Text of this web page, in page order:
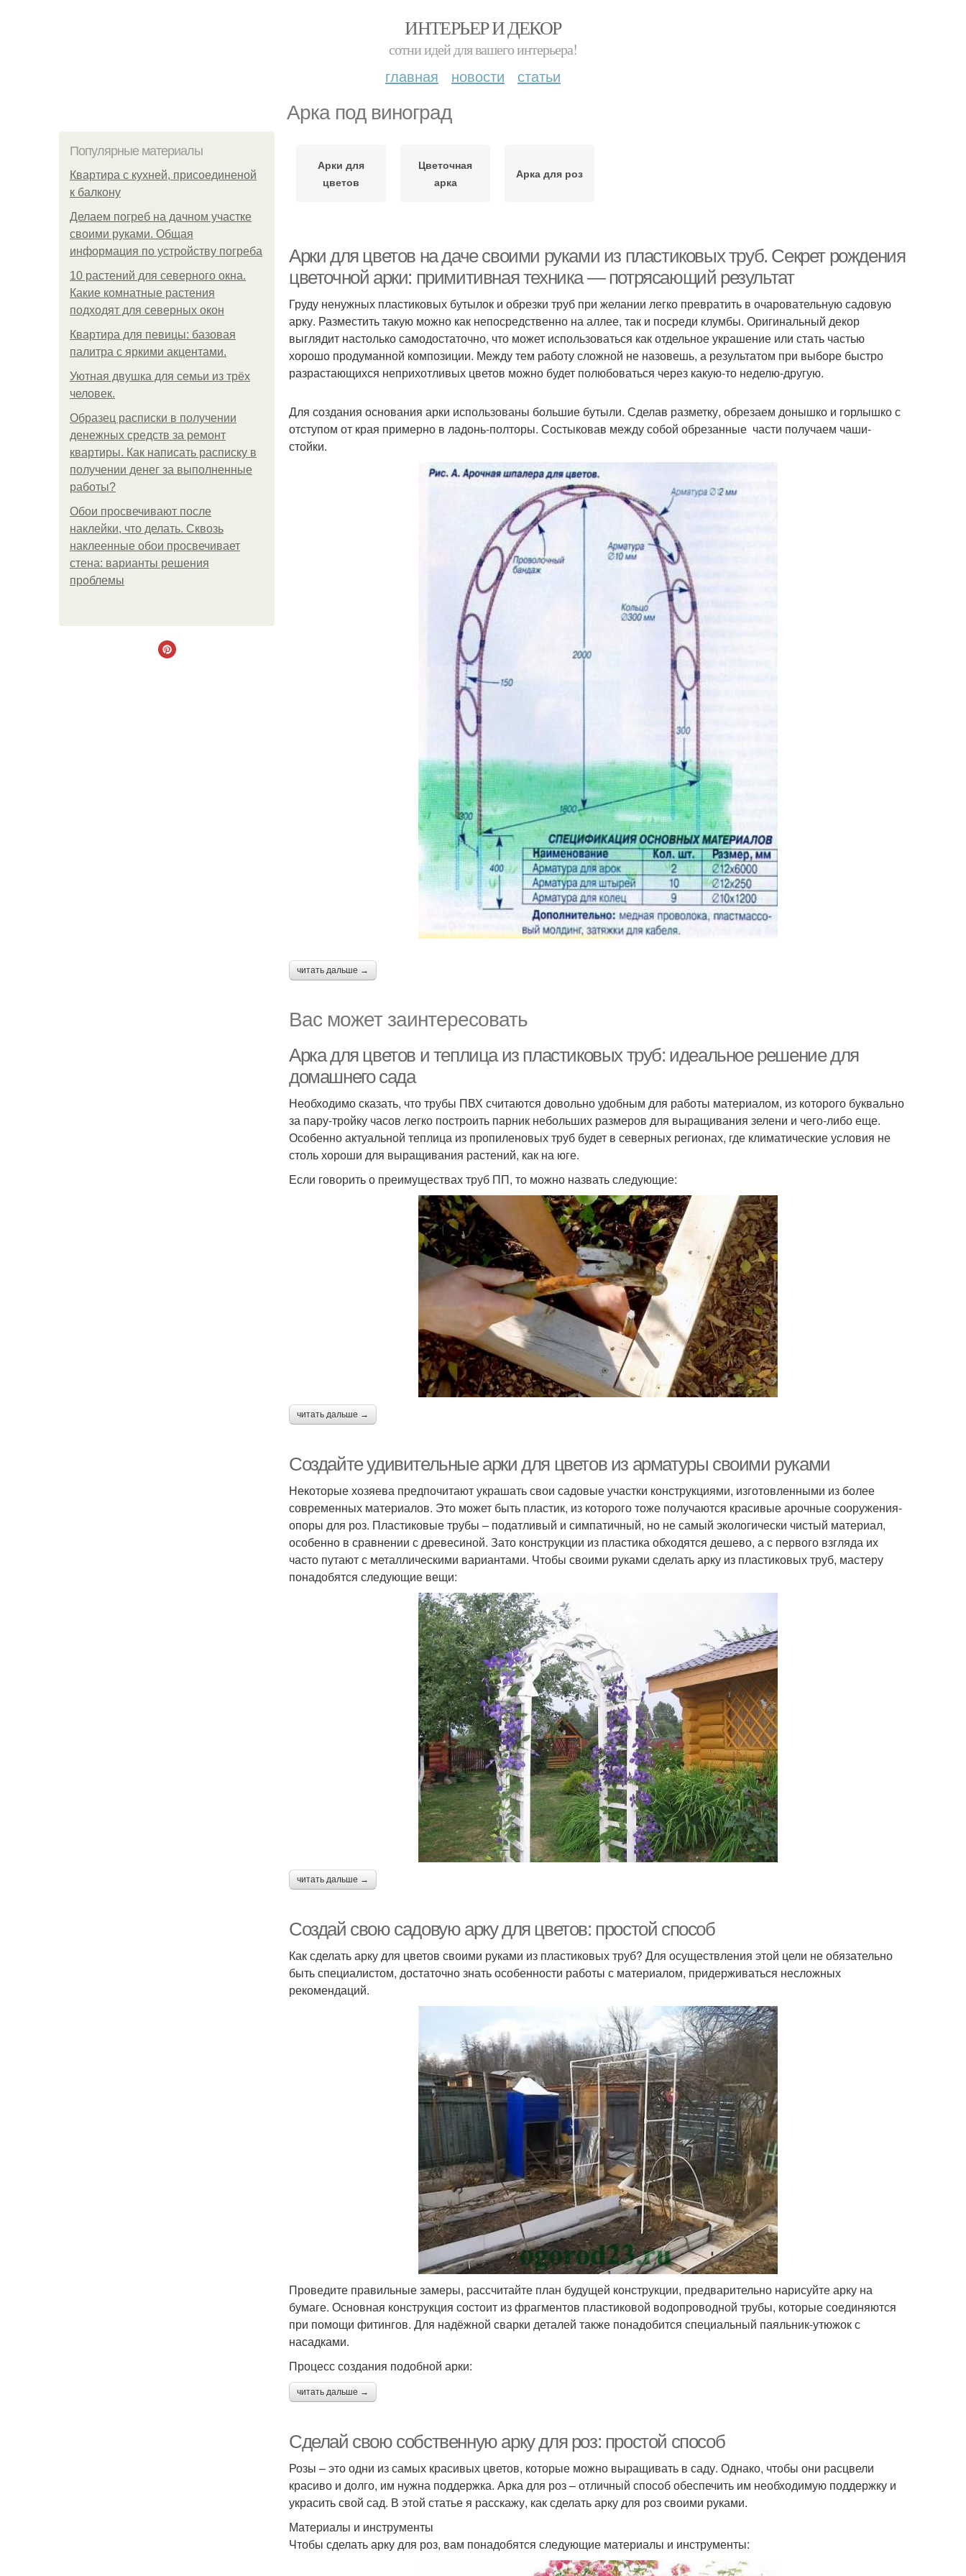
ИНТЕРЬЕР И ДЕКОР
сотни идей для вашего интерьера!
главная новости статьи
Арка под виноград
Популярные материалы
Квартира с кухней, присоединеной
к балкону
Делаем погреб на дачном участке
своими руками. Общая
информация по устройству погреба
10 растений для северного окна.
Какие комнатные растения
подходят для северных окон
Квартира для певицы: базовая
палитра с яркими акцентами.
Уютная двушка для семьи из трёх
человек.
Образец расписки в получении
денежных средств за ремонт
квартиры. Как написать расписку в
получении денег за выполненные
работы?
Обои просвечивают после
наклейки, что делать. Сквозь
наклеенные обои просвечивает
стена: варианты решения
проблемы
Арки для
цветов
Цветочная
арка
Арка для роз
Арки для цветов на даче своими руками из пластиковых труб. Секрет рождения
цветочной арки: примитивная техника — потрясающий результат
Груду ненужных пластиковых бутылок и обрезки труб при желании легко превратить в очаровательную садовую
арку. Разместить такую можно как непосредственно на аллее, так и посреди клумбы. Оригинальный декор
выглядит настолько самодостаточно, что может использоваться как отдельное украшение или стать частью
хорошо продуманной композиции. Между тем работу сложной не назовешь, а результатом при выборе быстро
разрастающихся неприхотливых цветов можно будет полюбоваться через какую-то неделю-другую.
Для создания основания арки использованы большие бутыли. Сделав разметку, обрезаем донышко и горлышко с
отступом от края примерно в ладонь-полторы. Состыковав между собой обрезанные части получаем чаши-
стойки.
читать дальше →
Вас может заинтересовать
Арка для цветов и теплица из пластиковых труб: идеальное решение для
домашнего сада
Необходимо сказать, что трубы ПВХ считаются довольно удобным для работы материалом, из которого буквально
за пару-тройку часов легко построить парник небольших размеров для выращивания зелени и чего-либо еще.
Особенно актуальной теплица из пропиленовых труб будет в северных регионах, где климатические условия не
столь хороши для выращивания растений, как на юге.
Если говорить о преимуществах труб ПП, то можно назвать следующие:
читать дальше →
Создайте удивительные арки для цветов из арматуры своими руками
Некоторые хозяева предпочитают украшать свои садовые участки конструкциями, изготовленными из более
современных материалов. Это может быть пластик, из которого тоже получаются красивые арочные сооружения-
опоры для роз. Пластиковые трубы – податливый и симпатичный, но не самый экологически чистый материал,
особенно в сравнении с древесиной. Зато конструкции из пластика обходятся дешево, а с первого взгляда их
часто путают с металлическими вариантами. Чтобы своими руками сделать арку из пластиковых труб, мастеру
понадобятся следующие вещи:
читать дальше →
Создай свою садовую арку для цветов: простой способ
Как сделать арку для цветов своими руками из пластиковых труб? Для осуществления этой цели не обязательно
быть специалистом, достаточно знать особенности работы с материалом, придерживаться несложных
рекомендаций.
Проведите правильные замеры, рассчитайте план будущей конструкции, предварительно нарисуйте арку на
бумаге. Основная конструкция состоит из фрагментов пластиковой водопроводной трубы, которые соединяются
при помощи фитингов. Для надёжной сварки деталей также понадобится специальный паяльник-утюжок с
насадками.
Процесс создания подобной арки:
читать дальше →
Сделай свою собственную арку для роз: простой способ
Розы – это одни из самых красивых цветов, которые можно выращивать в саду. Однако, чтобы они расцвели
красиво и долго, им нужна поддержка. Арка для роз – отличный способ обеспечить им необходимую поддержку и
украсить свой сад. В этой статье я расскажу, как сделать арку для роз своими руками.
Материалы и инструменты
Чтобы сделать арку для роз, вам понадобятся следующие материалы и инструменты: